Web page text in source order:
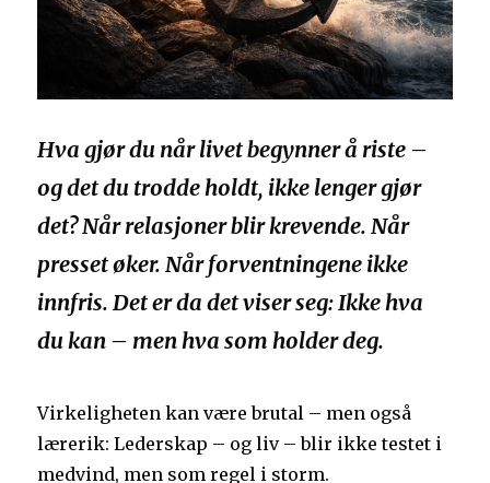
Hva gjør du når livet begynner å riste –
og det du trodde holdt, ikke lenger gjør
det? Når relasjoner blir krevende. Når
presset øker. Når forventningene ikke
innfris. Det er da det viser seg: Ikke hva
du kan – men hva som holder deg.
Virkeligheten kan være brutal – men også
lærerik: Lederskap – og liv – blir ikke testet i
medvind, men som regel i storm.